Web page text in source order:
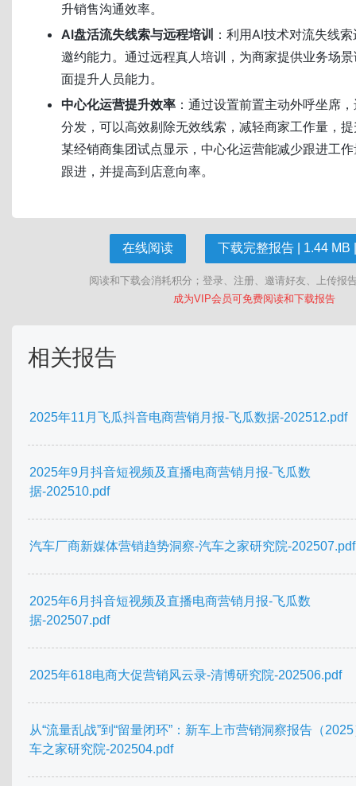
升销售沟通效率。
AI盘活流失线索与远程培训 ：利用AI技术对流失线
邀约能力。通过远程真人培训，为商家提供业务场
面提升人员能力。
中心化运营提升效率 ：通过设置前置主动外呼坐席
分发，可以高效剔除无效线索，减轻商家工作量，
某经销商集团试点显示，中心化运营能减少跟进工
跟进，并提高到店意向率。
在线阅读 下载完整报告 | 1.44 MB
阅读和下载会消耗积分；登录、注册、邀请好友、上传报
成为VIP会员可免费阅读和下载报告
相关报告
2025年11月飞瓜抖音电商营销月报-飞瓜数据-202512.pdf
2025年9月抖音短视频及直播电商营销月报-飞瓜数
据-202510.pdf
汽车厂商新媒体营销趋势洞察-汽车之家研究院-202507.pdf
2025年6月抖音短视频及直播电商营销月报-飞瓜数
据-202507.pdf
2025年618电商大促营销风云录-清博研究院-202506.pdf
从“流量乱战”到“留量闭环”：新车上市营销洞察报告（
车之家研究院-202504.pdf